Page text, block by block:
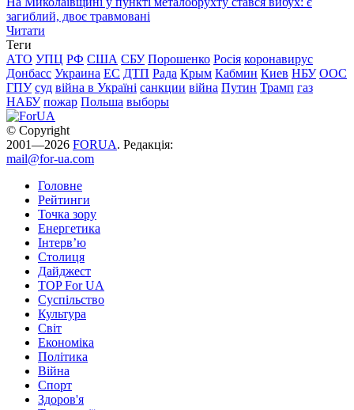
загиблий, двоє травмовані
Читати
Теги
АТО УПЦ РФ США СБУ Порошенко Росія коронавирус
Донбасс Украина ЕС ДТП Рада Крым Кабмин Киев НБУ ООС
ГПУ суд війна в Україні санкции війна Путин Трамп газ
НАБУ пожар Польша выборы
© Copyright
2001—2026 FORUA. Редакція:
mail@for-ua.com
Головне
Рейтинги
Точка зору
Енергетика
Інтерв’ю
Столиця
Дайджест
TOP For UA
Суспiльство
Культура
Світ
Економіка
Політика
Війна
Спорт
Здоров'я